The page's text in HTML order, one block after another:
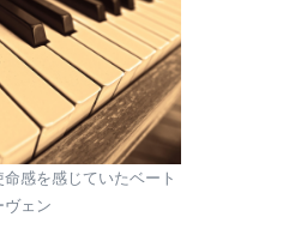
感を感じていたベート
ヴェン